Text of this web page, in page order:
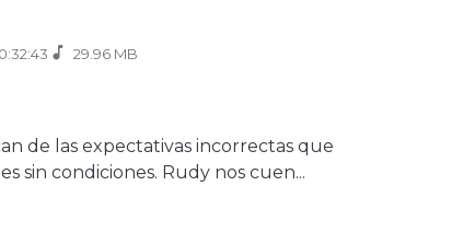
29.96 MB
de las expectativas incorrectas que
sin condiciones. Rudy nos cuen...